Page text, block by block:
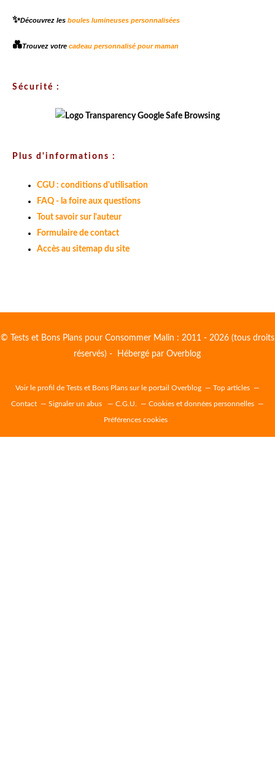
✨Découvrez les boules lumineuses personnalisées
💑Trouvez votre cadeau personnalisé pour maman
Sécurité :
Plus d'informations :
CGU : conditions d'utilisation
FAQ - la foire aux questions
Tout savoir sur l'auteur
Formulaire de contact
Accès au sitemap du site
© Tests et Bons Plans pour Consommer Malin : 2011 - 2026 (tous droits
réservés) - Hébergé parOverblog
Voir le profil de Tests et Bons Plans sur le portail Overblog Top articles
Contact Signaler un abus C.G.U. Cookies et données personnelles
Préférences cookies